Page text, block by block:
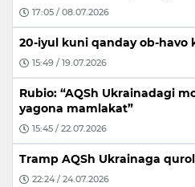
17:05 / 08.07.2026
20-iyul kuni qanday ob-havo
15:49 / 19.07.2026
Rubio: “AQSh Ukrainadagi
yagona mamlakat”
15:45 / 22.07.2026
Tramp AQSh Ukrainaga
22:24 / 24.07.2026